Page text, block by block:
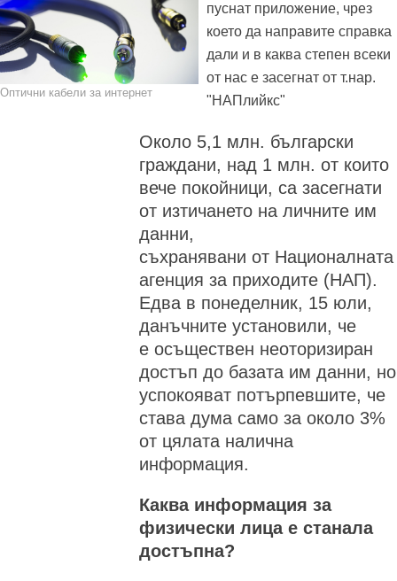
Оптични кабели за интернет
пуснат приложение, чрез
което да направите справка
дали и в каква степен всеки
от нас е засегнат от т.нар.
"НАПлийкс"
Около 5,1 млн. български
граждани, над 1 млн. от които
вече покойници, са засегнати
от изтичането на личните им
данни,
съхранявани от Националната
агенция за приходите (НАП).
Едва в понеделник, 15 юли,
данъчните установили, че
е осъществен неоторизиран
достъп до базата им данни, но
успокояват потърпевшите, че
става дума само за около 3%
от цялата налична
информация.
Каква информация за
физически лица е станала
достъпна?